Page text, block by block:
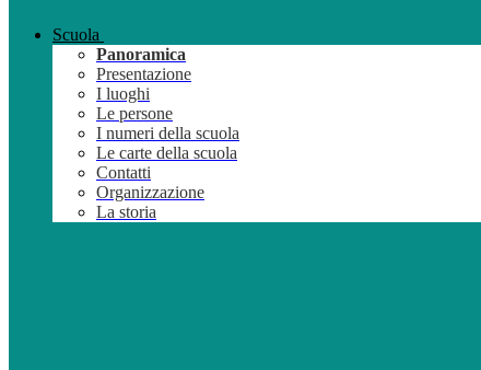
Scuola
Panoramica
Presentazione
I luoghi
Le persone
I numeri della scuola
Le carte della scuola
Contatti
Organizzazione
La storia